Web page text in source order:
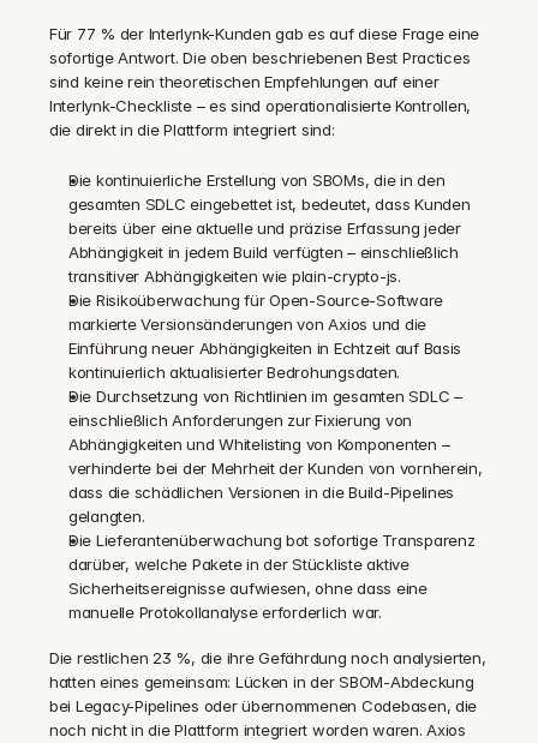
Für 77 % der Interlynk-Kunden gab es auf diese Frage eine
sofortige Antwort. Die oben beschriebenen Best Practices
sind keine rein theoretischen Empfehlungen auf einer
Interlynk-Checkliste – es sind operationalisierte Kontrollen,
die direkt in die Plattform integriert sind:
Die kontinuierliche Erstellung von SBOMs, die in den
gesamten SDLC eingebettet ist, bedeutet, dass Kunden
bereits über eine aktuelle und präzise Erfassung jeder
Abhängigkeit in jedem Build verfügten – einschließlich
transitiver Abhängigkeiten wie plain-crypto-js.
Die Risikoüberwachung für Open-Source-Software
markierte Versionsänderungen von Axios und die
Einführung neuer Abhängigkeiten in Echtzeit auf Basis
kontinuierlich aktualisierter Bedrohungsdaten.
Die Durchsetzung von Richtlinien im gesamten SDLC –
einschließlich Anforderungen zur Fixierung von
Abhängigkeiten und Whitelisting von Komponenten –
verhinderte bei der Mehrheit der Kunden von vornherein,
dass die schädlichen Versionen in die Build-Pipelines
gelangten.
Die Lieferantenüberwachung bot sofortige Transparenz
darüber, welche Pakete in der Stückliste aktive
Sicherheitsereignisse aufwiesen, ohne dass eine
manuelle Protokollanalyse erforderlich war.
Die restlichen 23 %, die ihre Gefährdung noch analysierten,
hatten eines gemeinsam: Lücken in der SBOM-Abdeckung
bei Legacy-Pipelines oder übernommenen Codebasen, die
noch nicht in die Plattform integriert worden waren. Axios